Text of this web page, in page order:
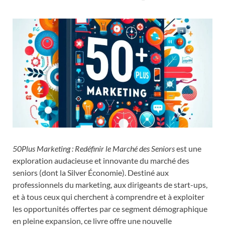
50Plus Marketing : Redéfinir le Marché des Seniorsest une
exploration audacieuse et innovante du marché des
seniors (dont la Silver Économie). Destiné aux
professionnels du marketing, aux dirigeants de start-ups,
et à tous ceux qui cherchent à comprendre et à exploiter
les opportunités offertes par ce segment démographique
en pleine expansion, ce livre offre une nouvelle